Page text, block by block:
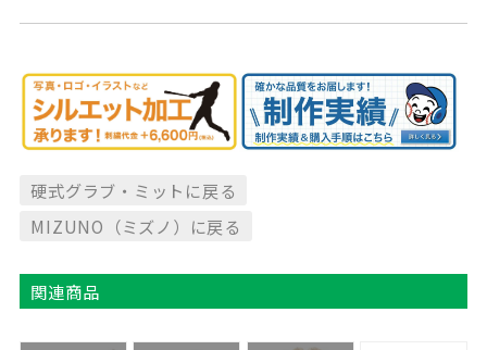
硬式グラブ・ミットに戻る
MIZUNO（ミズノ）に戻る
関連商品